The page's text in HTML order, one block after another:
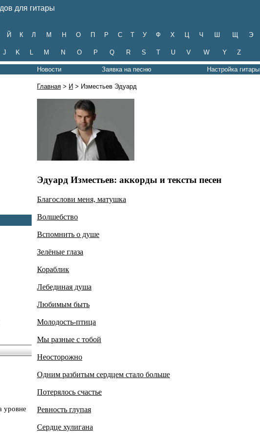
для гитары
Й К Л М Н О П Р С Т У Ф Х Ц Ч Ш Щ Э
J K L M N O P Q R S T U V W Y Z
Новости Заявка на песню Настройка гитары
уровне
Главная > И > Изместьев Эдуард
Эдуард Изместьев: аккорды и тексты песен
Благослови меня, матушка
Волшебство
Вспомнить о душе
Зелёные глаза
Кораблик
Лебединая душа
Любимым быть
Молодость-птица
Мы разные с тобой
Неосторожно
Одним разбитым сердцем стало больше
Потерялось счастье
Ревность глупая
Сердце хулигана